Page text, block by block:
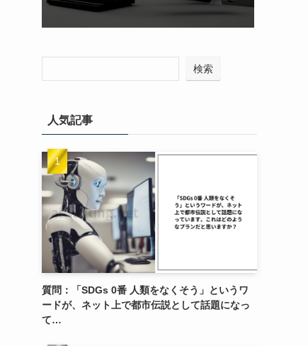
検索
人気記事
質問：「SDGs 0番 人類をなくそう」というワ
ードが、ネット上で都市伝説として話題になっ
て…